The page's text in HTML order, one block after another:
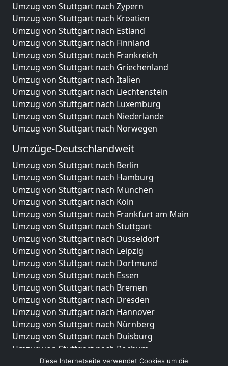
Umzug von Stuttgart nach Zypern
Umzug von Stuttgart nach Kroatien
Umzug von Stuttgart nach Estland
Umzug von Stuttgart nach Finnland
Umzug von Stuttgart nach Frankreich
Umzug von Stuttgart nach Griechenland
Umzug von Stuttgart nach Italien
Umzug von Stuttgart nach Liechtenstein
Umzug von Stuttgart nach Luxemburg
Umzug von Stuttgart nach Niederlande
Umzug von Stuttgart nach Norwegen
Umzüge-Deutschlandweit
Umzug von Stuttgart nach Berlin
Umzug von Stuttgart nach Hamburg
Umzug von Stuttgart nach München
Umzug von Stuttgart nach Köln
Umzug von Stuttgart nach Frankfurt am Main
Umzug von Stuttgart nach Stuttgart
Umzug von Stuttgart nach Düsseldorf
Umzug von Stuttgart nach Leipzig
Umzug von Stuttgart nach Dortmund
Umzug von Stuttgart nach Essen
Umzug von Stuttgart nach Bremen
Umzug von Stuttgart nach Dresden
Umzug von Stuttgart nach Hannover
Umzug von Stuttgart nach Nürnberg
Umzug von Stuttgart nach Duisburg
Umzug von Stuttgart nach Bochum
Umzug von Stuttgart nach Wuppertal
Diese Internetseite verwendet Cookies um die